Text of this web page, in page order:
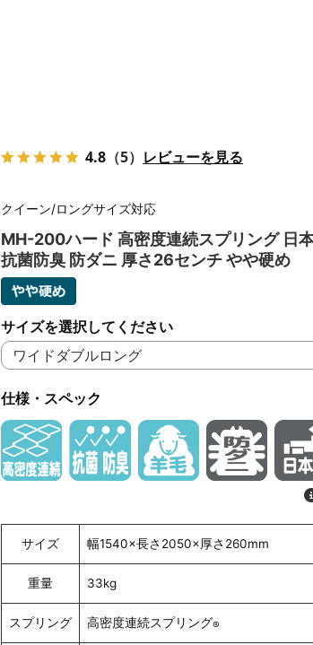
4.8 （5） レビューを見る
クイーン/ロングサイズ対応
MH-200ハード 高密度連続スプリング 日
抗菌防臭 防ダニ 厚さ26センチ やや硬め
サイズを選択してください
仕様・スペック
サイズ 幅1540×長さ2050×厚さ260mm
重量 33kg
スプリング 高密度連続スプリング®